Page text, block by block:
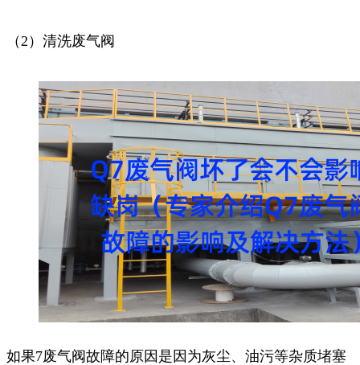
（2）清洗废气阀
如果7废气阀故障的原因是因为灰尘、油污等杂质堵塞